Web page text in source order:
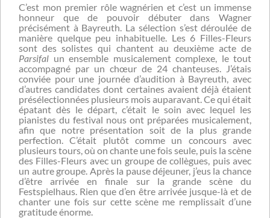
C’est mon premier rôle wagnérien et c’est un immense
honneur que de pouvoir débuter dans Wagner
précisément à Bayreuth. La sélection s’est déroulée de
manière quelque peu inhabituelle. Les 6 Filles-Fleurs
sont des solistes qui chantent au deuxième acte de
Parsifal un ensemble musicalement complexe, le tout
accompagné par un chœur de 24 chanteuses. J’étais
conviée pour une journée d’audition à Bayreuth, avec
d’autres candidates dont certaines avaient déjà étaient
présélectionnées plusieurs mois auparavant. Ce qui était
épatant dès le départ, c’était le soin avec lequel les
pianistes du festival nous ont préparées musicalement,
afin que notre présentation soit de la plus grande
perfection. C’était plutôt comme un concours avec
plusieurs tours, où on chante une fois seule, puis la scène
des Filles-Fleurs avec un groupe de collègues, puis avec
un autre groupe. Après la pause déjeuner, j’eus la chance
d’être arrivée en finale sur la grande scène du
Festspielhaus. Rien que d’en être arrivée jusque-là et de
chanter une fois sur cette scène me remplissait d’une
gratitude énorme.